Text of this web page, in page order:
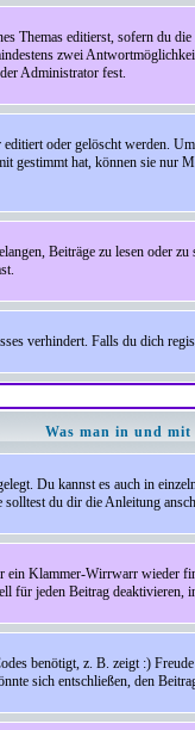
Themas editierst, sofern du
zwei
Administrator fest.
oder gelöscht werden.
hat, können sie
Beiträge zu lesen
verhindert. Falls du dich
Was man in und
Du kannst es auch in
du dir die Anleitung
ein Klammer-Wirrwarr wieder
jeden Beitrag deaktivieren,
benötigt, z. B. zeigt :)
sich entschließen, den